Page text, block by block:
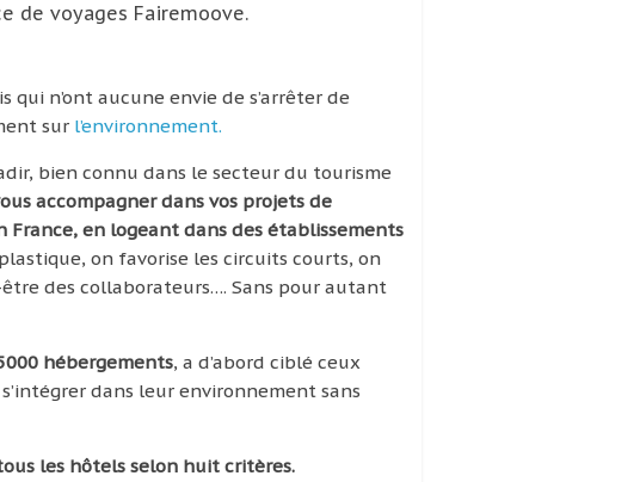
de voyages Fairemoove.
n’ont aucune envie de s’arrêter de
sur l’environnement.
bien connu dans le secteur du tourisme
accompagner dans vos projets de
en logeant dans des établissements
on favorise les circuits courts, on
des collaborateurs…. Sans pour autant
hébergements, a d’abord ciblé ceux
dans leur environnement sans
les hôtels selon huit critères.